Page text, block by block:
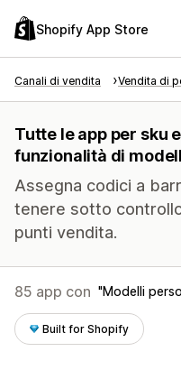
Shopify App Store
Canali di vendita Vendita di
Tutte le app per sku
funzionalità di
Assegna codici a
tenere sotto
punti vendita.
85 app con Modelli
Built for Shopify